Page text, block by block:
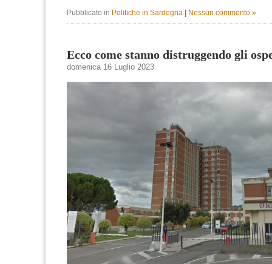
Pubblicato in Politiche in Sardegna Nessun commento »
Ecco come stanno distruggendo gli
domenica 16 Luglio 2023